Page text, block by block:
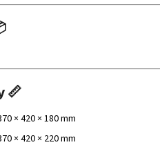
📏
× 420 × 180 mm
× 420 × 220 mm